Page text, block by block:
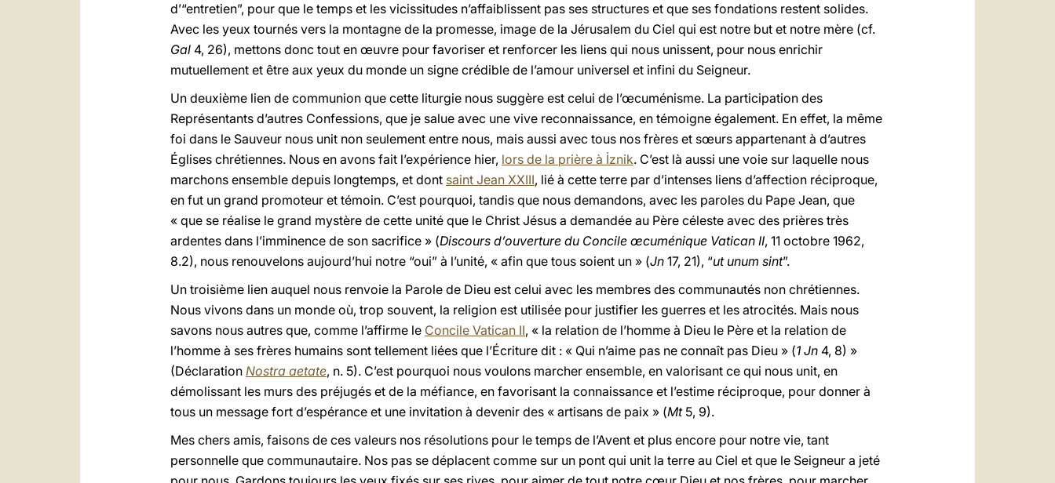
d’“entretien”, pour que le temps et les vicissitudes n’affaiblissent pas ses structures et que ses fondations restent solides.
Avec les yeux tournés vers la montagne de la promesse, image de la Jérusalem du Ciel qui est notre but et notre mère (cf.
Gal 4, 26), mettons donc tout en œuvre pour favoriser et renforcer les liens qui nous unissent, pour nous enrichir
mutuellement et être aux yeux du monde un signe crédible de l’amour universel et infini du Seigneur.
Un deuxième lien de communion que cette liturgie nous suggère est celui de l’œcuménisme. La participation des
Représentants d’autres Confessions, que je salue avec une vive reconnaissance, en témoigne également. En effet, la même
foi dans le Sauveur nous unit non seulement entre nous, mais aussi avec tous nos frères et sœurs appartenant à d’autres
Églises chrétiennes. Nous en avons fait l’expérience hier, lors de la prière à İznik. C’est là aussi une voie sur laquelle nous
marchons ensemble depuis longtemps, et dont saint Jean XXIII, lié à cette terre par d’intenses liens d’affection réciproque,
en fut un grand promoteur et témoin. C’est pourquoi, tandis que nous demandons, avec les paroles du Pape Jean, que
« que se réalise le grand mystère de cette unité que le Christ Jésus a demandée au Père céleste avec des prières très
ardentes dans l’imminence de son sacrifice » (Discours d’ouverture du Concile œcuménique Vatican II, 11 octobre 1962,
8.2), nous renouvelons aujourd’hui notre “oui” à l’unité, « afin que tous soient un » (Jn 17, 21), “ut unum sint”.
Un troisième lien auquel nous renvoie la Parole de Dieu est celui avec les membres des communautés non chrétiennes.
Nous vivons dans un monde où, trop souvent, la religion est utilisée pour justifier les guerres et les atrocités. Mais nous
savons nous autres que, comme l’affirme le Concile Vatican II, « la relation de l’homme à Dieu le Père et la relation de
l’homme à ses frères humains sont tellement liées que l’Écriture dit : « Qui n’aime pas ne connaît pas Dieu » (1 Jn 4, 8) »
(Déclaration Nostra aetate, n. 5). C’est pourquoi nous voulons marcher ensemble, en valorisant ce qui nous unit, en
démolissant les murs des préjugés et de la méfiance, en favorisant la connaissance et l’estime réciproque, pour donner à
tous un message fort d’espérance et une invitation à devenir des « artisans de paix » (Mt5, 9).
Mes chers amis, faisons de ces valeurs nos résolutions pour le temps de l’Avent et plus encore pour notre vie, tant
personnelle que communautaire. Nos pas se déplacent comme sur un pont qui unit la terre au Ciel et que le Seigneur a jeté